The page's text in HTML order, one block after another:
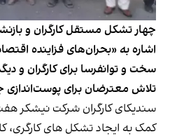
چهار تشکل مستقل کارگران و
اشاره به «بحران‌های فزاینده
سخت و توانفرسا برای کارگران و
تلاش معترضان برای
سندیکای کارگران شرکت نیشکر
کمک به ایجاد تشکل های کارگری،‌